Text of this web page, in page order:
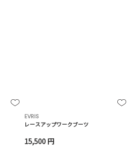
EVRIS
レースアップワークブーツ
15,500 円